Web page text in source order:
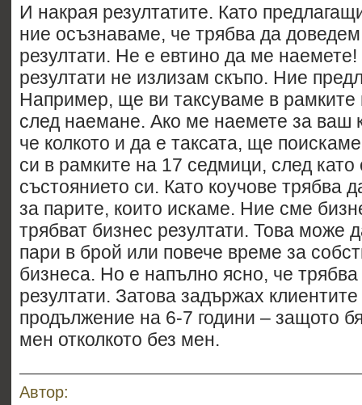
И накрая резултатите. Като
ние осъзнаваме, че трябва да
резултати. Не е евтино да ме
резултати не излизам скъпо. Ние
Например, ще ви таксуваме в
след наемане. Ако ме наемете за ваш
че колкото и да е таксата, ще
си в рамките на 17 седмици, след като
състоянието си. Като коучове трябва
за парите, които искаме. Ние сме
трябват бизнес резултати. Това може
пари в брой или повече време за
бизнеса. Но е напълно ясно, че
резултати. Затова задържах
продължение на 6-7 години – защото
мен отколкото без мен.
Автор: